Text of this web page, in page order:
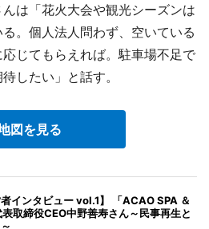
は「花火大会や観光シーズンは
。個人法人問わず、空いている
じてもらえれば。駐車場不足で
したい」と話す。
図を見る
者インタビュー vol.1】 「ACAO SPA ＆
取締役CEO中野善寿さん～民事再生と